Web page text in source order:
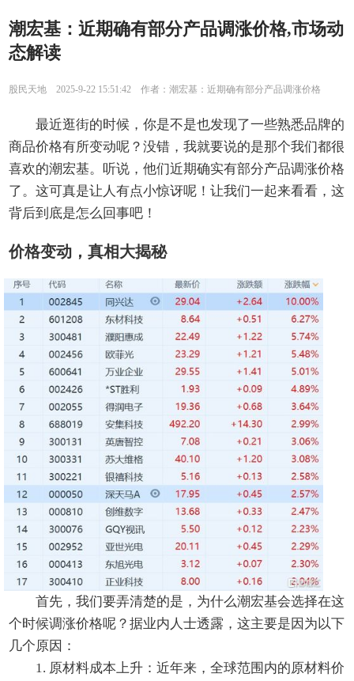
潮宏基：近期确有部分产品调涨价格,市场动
态解读
股民天地 2025-9-22 15:51:42 作者：潮宏基：近期确有部分产品调涨价格
最近逛街的时候，你是不是也发现了一些熟悉品牌的
商品价格有所变动呢？没错，我就要说的是那个我们都很
喜欢的潮宏基。听说，他们近期确实有部分产品调涨价格
了。这可真是让人有点小惊讶呢！让我们一起来看看，这
背后到底是怎么回事吧！
价格变动，真相大揭秘
首先，我们要弄清楚的是，为什么潮宏基会选择在这
个时候调涨价格呢？据业内人士透露，这主要是因为以下
几个原因：
1. 原材料成本上升：近年来，全球范围内的原材料价